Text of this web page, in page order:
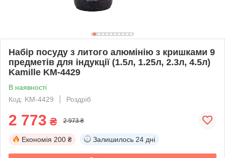
Набір посуду з литого алюмінію з кришками 9
предметів для індукції (1.5л, 1.25л, 2.3л, 4.5л)
Kamille KM-4429
В наявності
Код: KM-4429
Роздріб
2 773 ₴ 2 973 ₴
Економія 200 ₴ Залишилось 24 дні